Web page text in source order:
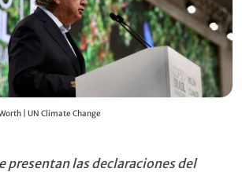
| UN Climate Change
presentan las declaraciones del